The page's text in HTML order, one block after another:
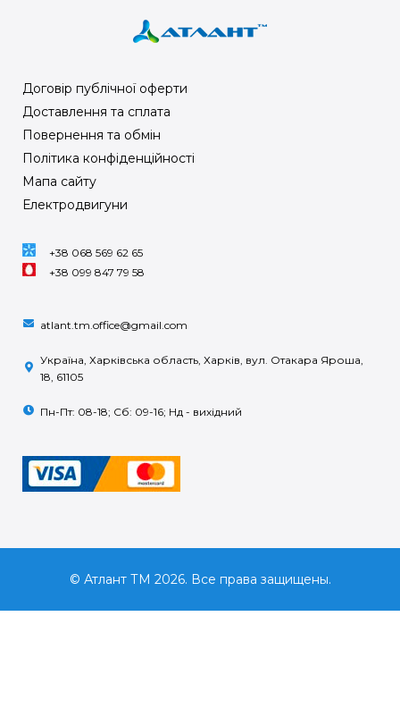
Договір публічної оферти
Доставлення та сплата
Повернення та обмін
Політика конфіденційності
Мапа сайту
Електродвигуни
+38 068 569 62 65
+38 099 847 79 58
atlant.tm.office@gmail.com
Україна, Харківська область, Харків, вул. Отакара Яроша,
18, 61105
Пн-Пт: 08-18; Сб: 09-16; Нд - вихідний
© Атлант ТМ 2026. Все права защищены.